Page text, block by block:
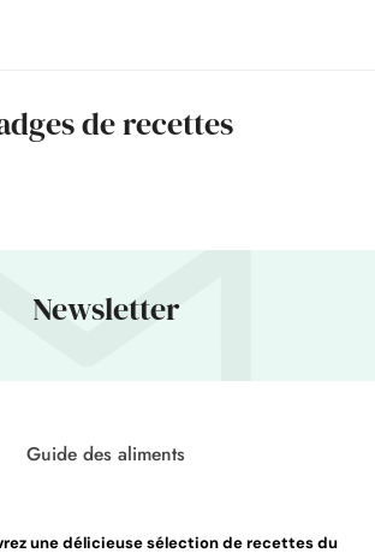
de recettes
Newsletter
Guide des aliments
une délicieuse sélection de recettes du